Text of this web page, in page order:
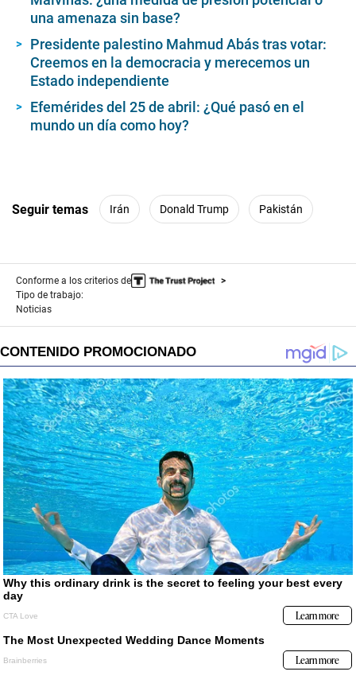
una amenaza sin base?
Presidente palestino Mahmud Abás tras votar:
Creemos en la democracia y merecemos un
Estado independiente
Efemérides del 25 de abril: ¿Qué pasó en el
mundo un día como hoy?
Seguir temas Irán Donald Trump Pakistán
Conforme a los criterios de
Tipo de trabajo:
Noticias